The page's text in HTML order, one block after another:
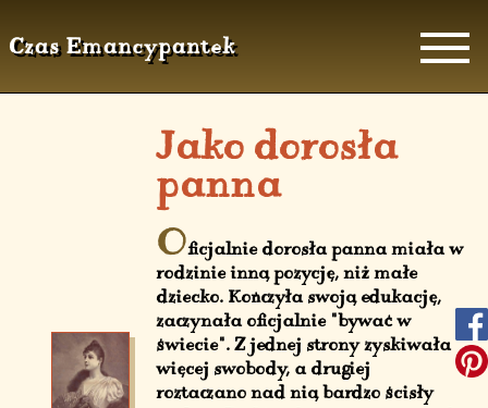
Czas Emancypantek
Jako dorosła
panna
Oficjalnie dorosła panna miała w
rodzinie inną pozycję, niż małe
dziecko. Kończyła swoją edukację,
zaczynała oficjalnie "bywać w
świecie". Z jednej strony zyskiwała
więcej swobody, a drugiej
roztaczano nad nią bardzo ścisły